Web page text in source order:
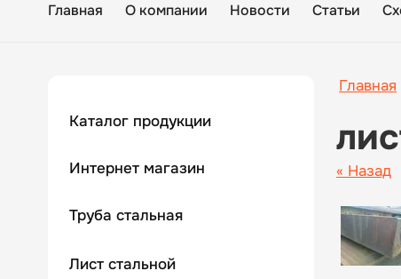
Главная О компании Новости Статьи
Каталог продукции
Интернет магазин
Труба стальная
Лист стальной
Главная
« Назад